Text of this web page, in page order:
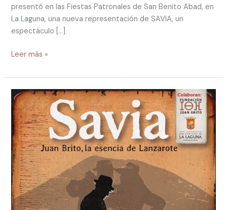
presentó en las Fiestas Patronales de San Benito Abad, en
La Laguna, una nueva representación de SAVIA, un
espectáculo […]
Leer más »
LA
FUNDACIÓN
JUAN
BRITO
PRESENTA
EL
ESPECTÁCULO
SAVIA
EN
LAS